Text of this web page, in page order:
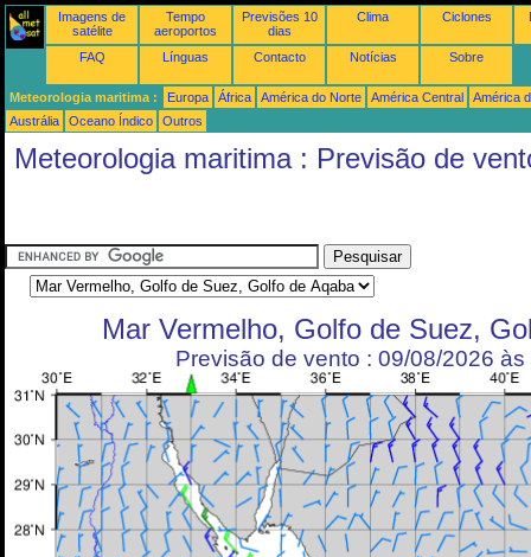
Imagens de
satélite
Tempo
aeroportos
Previsões 10
dias
Clima Ciclones
FAQ Línguas Contacto Notícias Sobre
Meteorologia maritima : Europa África América do Norte América Central
América
Austrália
Oceano Índico Outros
Meteorologia maritima : Previsão de
Mar Vermelho, Golfo de Suez,
Previsão de vento : 09/08/2026 às